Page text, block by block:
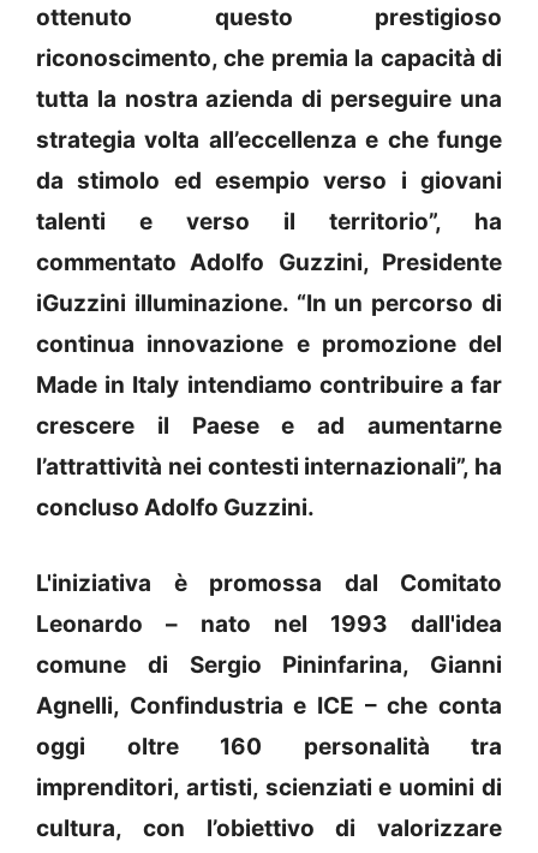
ottenuto questo prestigioso
riconoscimento, che premia la capacità di
tutta la nostra azienda di perseguire una
strategia volta all’eccellenza e che funge
da stimolo ed esempio verso i giovani
talenti e verso il territorio”, ha
commentato Adolfo Guzzini, Presidente
iGuzzini illuminazione. “In un percorso di
continua innovazione e promozione del
Made in Italy intendiamo contribuire a far
crescere il Paese e ad aumentarne
l’attrattività nei contesti internazionali”, ha
concluso Adolfo Guzzini.
L'iniziativa è promossa dal Comitato
Leonardo – nato nel 1993 dall'idea
comune di Sergio Pininfarina, Gianni
Agnelli, Confindustria e ICE – che conta
oggi oltre 160 personalità tra
imprenditori, artisti, scienziati e uomini di
cultura, con l’obiettivo di valorizzare